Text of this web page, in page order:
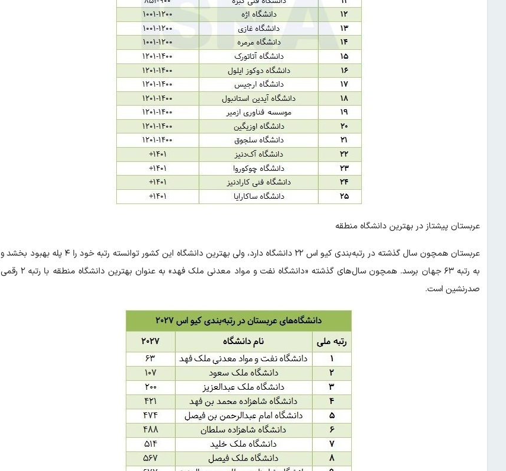
عربستان پیشتاز در بهترین دانشگاه‌ منطقه
عربستان همچون سال گذشته در رتبه‌بندی کیو اس ۲۲ دانشگاه دارد، ولی بهترین دانشگاه این کشور توانسته رتبه خود را ۴ پله بهبود بخشد و
به رتبه ۶۳ جهان برسد. همچون سال‌های گذشته «دانشگاه نفت و مواد معدنی ملک فهد» به عنوان بهترین دانشگاه منطقه با رتبه ۲ رقمی
صدرنشین است.